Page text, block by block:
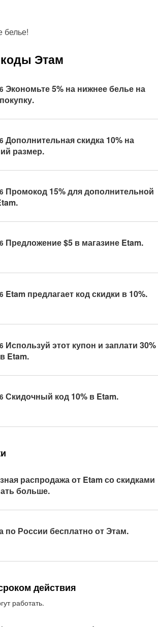
белье!
Этам
Экономьте 5% на нижнее белье на
Дополнительная скидка 10% на
размер.
Промокод 15% для дополнительной
Предложение $5 в магазине Etam.
Etam предлагает код скидки в 10%.
Используй этот купон и заплати 30%
Etam.
Скидочный код 10% в Etam.
распродажа от Etam со скидками
больше.
по России бесплатно от Этам.
действия
работать.